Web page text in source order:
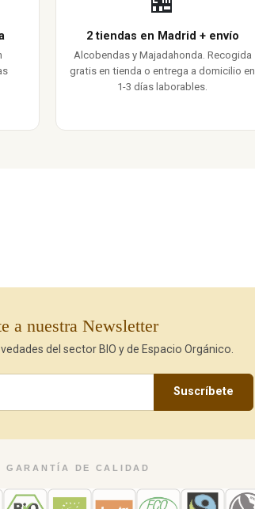
2 tiendas en Madrid + envío
Alcobendas y Majadahonda. Recogida
gratis en tienda o entrega a domicilio en
1-3 días laborables.
a nuestra Newsletter
del sector BIO y de Espacio Orgánico.
Suscríbete
GARANTÍA DE CALIDAD